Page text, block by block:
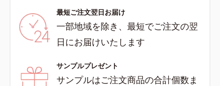
最短ご注文翌日お届け
一部地域を除き、最短でご注文の翌
日にお届けいたします
サンプルプレゼント
サンプルはご注文商品の合計個数ま